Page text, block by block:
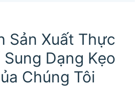
Sản Xuất Thực
Sung Dạng Kẹo
Chúng Tôi